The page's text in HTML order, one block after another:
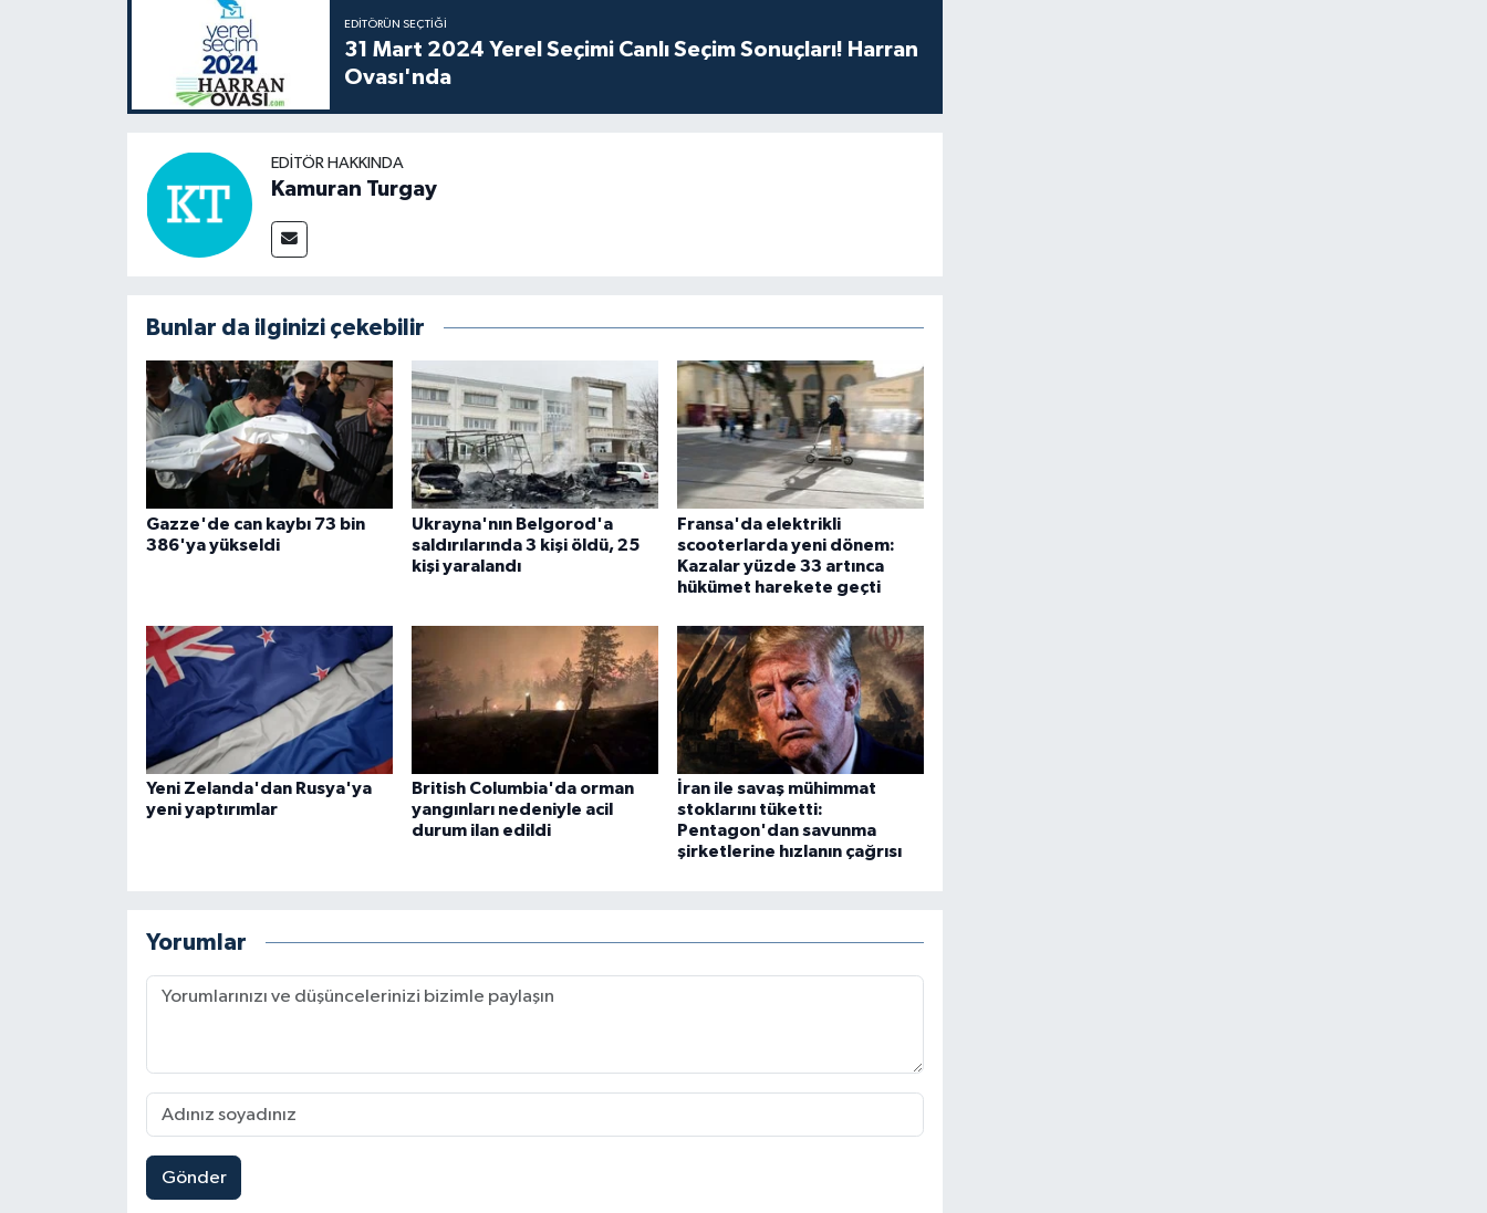
EDITÖRÜN SEÇTIĞI
31 Mart 2024 Yerel Seçimi Canlı Seçim Sonuçları! Harran
Ovası'nda
EDITÖR HAKKINDA
Kamuran Turgay
Bunlar da ilginizi çekebilir
Gazze'de can kaybı 73 bin
386'ya yükseldi
Ukrayna'nın Belgorod'a
saldırılarında 3 kişi öldü, 25
kişi yaralandı
Fransa'da elektrikli
scooterlarda yeni dönem:
Kazalar yüzde 33 artınca
hükümet harekete geçti
Yeni Zelanda'dan Rusya'ya
yeni yaptırımlar
British Columbia'da orman
yangınları nedeniyle acil
durum ilan edildi
İran ile savaş mühimmat
stoklarını tüketti:
Pentagon'dan savunma
şirketlerine hızlanın çağrısı
Yorumlar
Gönder